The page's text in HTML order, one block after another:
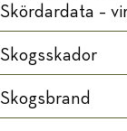
Skördardata –
Skogsskador
Skogsbrand